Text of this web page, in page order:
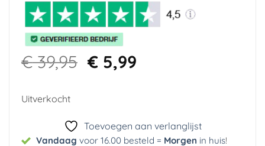
€39,95 Oorspronkelijke
prijs
€5,99Huidige
Uitverkocht
Toevoegen aan verlanglijst
Vandaag voor 16.00 besteld = Morgen in huis!